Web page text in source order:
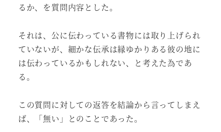
るか、を質問内容とした。
それは、公に伝わっている書物には取り上げられ
ていないが、細かな伝承は縁ゆかりある彼の地に
は伝わっているかもしれない、と考えた為であ
る。
この質問に対しての返答を結論から言ってしまえ
ば、「無い」とのことであった。